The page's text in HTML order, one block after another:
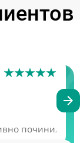
починили